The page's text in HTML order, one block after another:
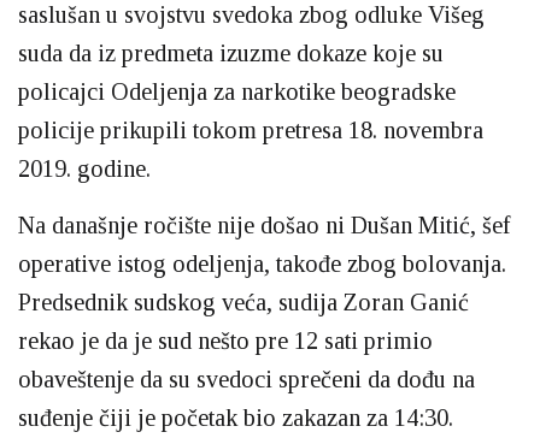
saslušan u svojstvu svedoka zbog odluke Višeg
suda da iz predmeta izuzme dokaze koje su
policajci Odeljenja za narkotike beogradske
policije prikupili tokom pretresa 18. novembra
2019. godine.
Na današnje ročište nije došao ni Dušan Mitić, šef
operative istog odeljenja, takođe zbog bolovanja.
Predsednik sudskog veća, sudija Zoran Ganić
rekao je da je sud nešto pre 12 sati primio
obaveštenje da su svedoci sprečeni da dođu na
suđenje čiji je početak bio zakazan za 14:30.